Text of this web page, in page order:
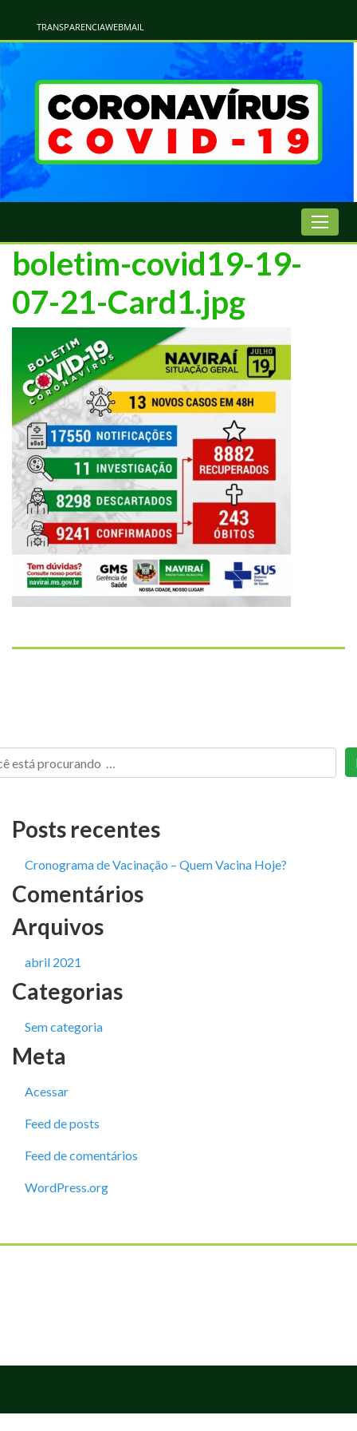
TRANSPARENCIAWEBMAIL
boletim-covid19-19-
07-21-Card1.jpg
Posts recentes
Cronograma de Vacinação – Quem Vacina Hoje?
Comentários
Arquivos
abril 2021
Categorias
Sem categoria
Meta
Acessar
Feed de posts
Feed de comentários
WordPress.org